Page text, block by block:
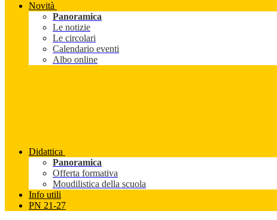
Novità
Panoramica
Le notizie
Le circolari
Calendario eventi
Albo online
Didattica
Panoramica
Offerta formativa
Moudilistica della scuola
Info utili
PN 21-27